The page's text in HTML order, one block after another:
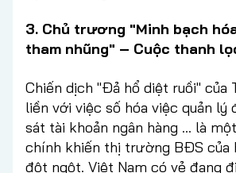
3. Chủ trương "Minh bạch
tham nhũng" – Cuộc thanh
Chiến dịch "Đả hổ diệt ruồi" của
liền với việc số hóa việc quản lý
sát tài khoản ngân hàng … là
chính khiến thị trường BĐS của
đột ngột. Việt Nam có vẻ đang